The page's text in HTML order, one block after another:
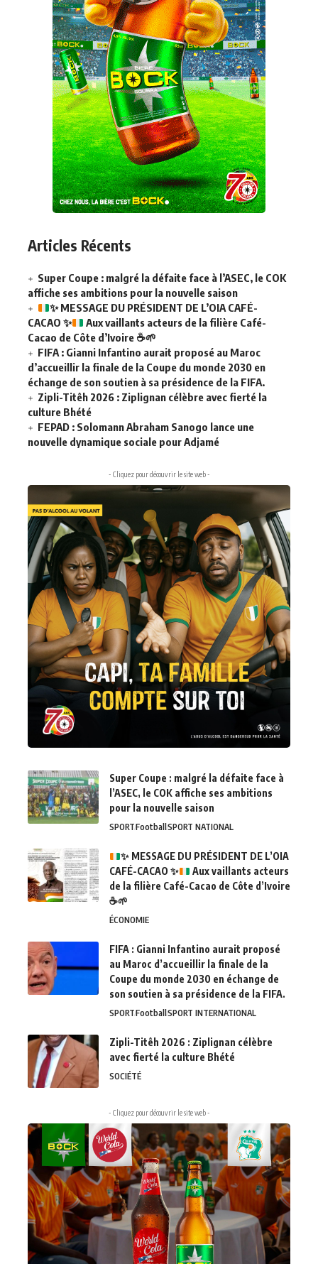
Articles Récents
Super Coupe : malgré la défaite face à l’ASEC, le COK
affiche ses ambitions pour la nouvelle saison
✨MESSAGE DU PRÉSIDENT DE L’OIA CAFÉ-
CACAO ✨
Aux vaillants acteurs de la filière Café-
Cacao de Côte d’Ivoire ☕🌱
FIFA : Gianni Infantino aurait proposé au Maroc
d’accueillir la finale de la Coupe du monde 2030 en
échange de son soutien à sa présidence de la FIFA.
Zipli-Titêh 2026 : Ziplignan célèbre avec fierté la
culture Bhété
FEPAD : Solomann Abraham Sanogo lance une
nouvelle dynamique sociale pour Adjamé
- Cliquez pour découvrir le site web -
Super Coupe : malgré la défaite face à
l’ASEC, le COK affiche ses ambitions
pour la nouvelle saison
SPORTFootballSPORT NATIONAL
✨MESSAGE DU PRÉSIDENT DE L’OIA
CAFÉ-CACAO ✨
Aux vaillants acteurs
de la filière Café-Cacao de Côte d’Ivoire
☕🌱
ÉCONOMIE
FIFA : Gianni Infantino aurait proposé
au Maroc d’accueillir la finale de la
Coupe du monde 2030 en échange de
son soutien à sa présidence de la FIFA.
SPORTFootballSPORT INTERNATIONAL
Zipli-Titêh 2026 : Ziplignan célèbre
avec fierté la culture Bhété
SOCIÉTÉ
- Cliquez pour découvrir le site web -